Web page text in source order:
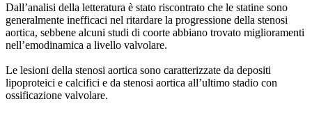
Dall’analisi della letteratura è stato riscontrato che le statine sono
generalmente inefficaci nel ritardare la progressione della stenosi
aortica, sebbene alcuni studi di coorte abbiano trovato miglioramenti
nell’emodinamica a livello valvolare.
Le lesioni della stenosi aortica sono caratterizzate da depositi
lipoproteici e calcifici e da stenosi aortica all’ultimo stadio con
ossificazione valvolare.